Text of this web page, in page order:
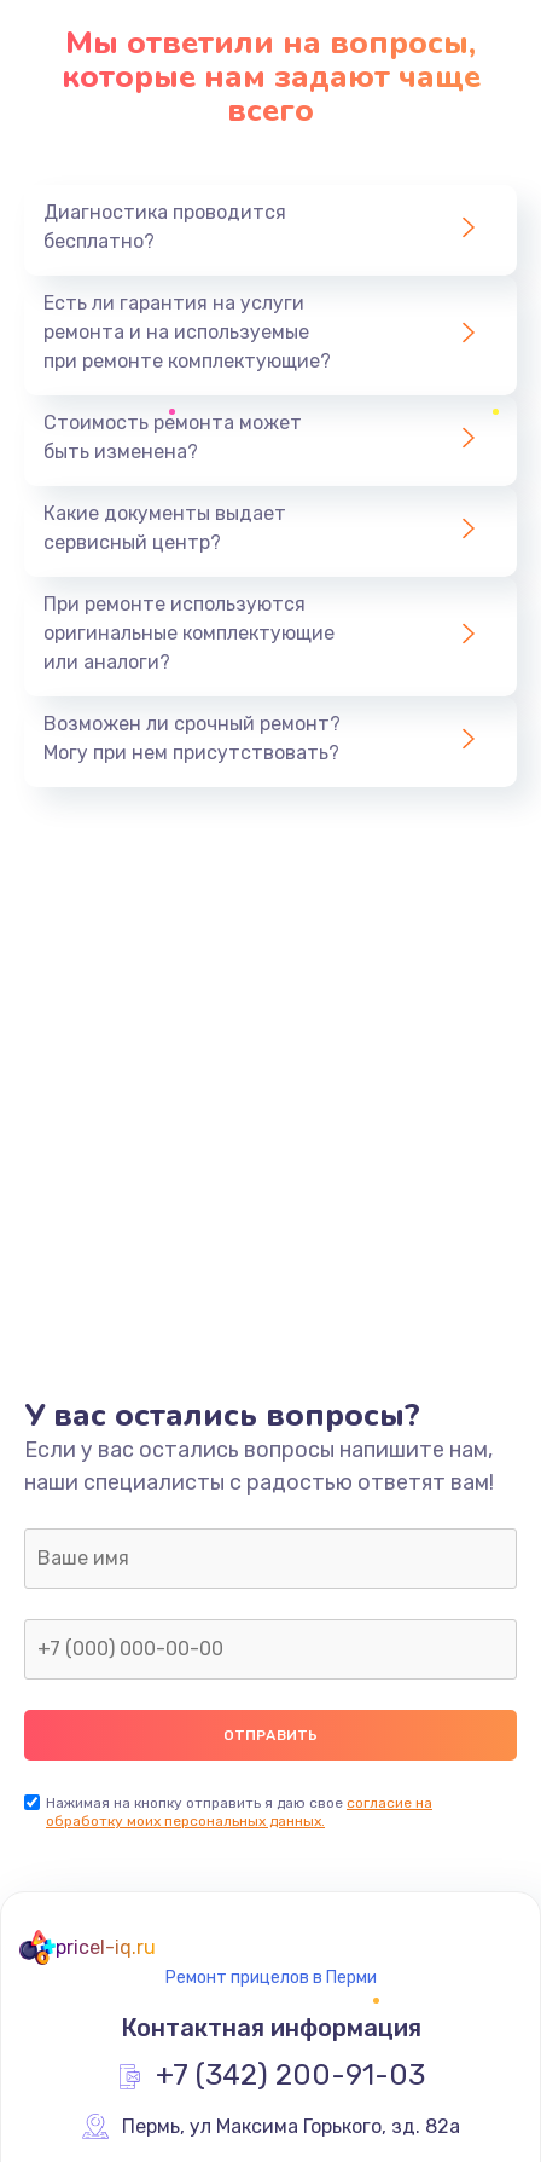
Мы ответили на вопросы,
которые нам задают чаще
всего
Диагностика проводится
бесплатно?
Есть ли гарантия на услуги
ремонта и на используемые
при ремонте комплектующие?
Стоимость ремонта может
быть изменена?
Какие документы выдает
сервисный центр?
При ремонте используются
оригинальные комплектующие
или аналоги?
Возможен ли срочный ремонт?
Могу при нем присутствовать?
У вас остались вопросы?
Если у вас остались вопросы напишите нам,
наши специалисты с радостью ответят вам!
Нажимая на кнопку отправить я даю свое согласие на
обработку моих персональных данных.
pricel-iq.ru
Ремонт прицелов в Перми
Контактная информация
+7 (342) 200-91-03
Пермь, ул Максима Горького, зд. 82а